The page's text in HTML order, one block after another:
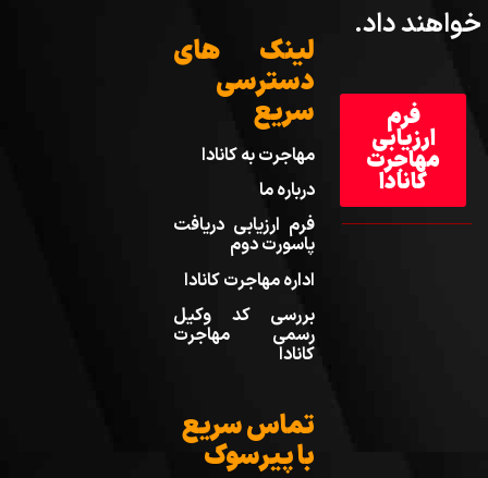
خواهند داد.
فرم
ارزیابی
مهاجرت
کانادا
لینک های
دسترسی
سریع
مهاجرت به کانادا
درباره ما
فرم ارزیابی دریافت
پاسورت دوم
اداره مهاجرت کانادا
بررسی کد وکیل
رسمی مهاجرت
کانادا
تماس سریع
با پیرسوک